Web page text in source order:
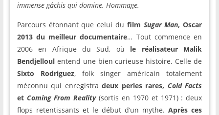
immense gâchis qui domine. Hommage.
Parcours étonnant que celui du film Sugar Man, Oscar
2013 du meilleur documentaire… Tout commence en
2006 en Afrique du Sud, où le réalisateur Malik
Bendjelloulentend une bien curieuse histoire. Celle de
Sixto Rodriguez, folk singer américain totalement
méconnu qui enregistradeux perles rares, Cold Facts
et Coming From Reality (sortis en 1970 et 1971) : deux
flops retentissants et le début d’un mythe.Après ces